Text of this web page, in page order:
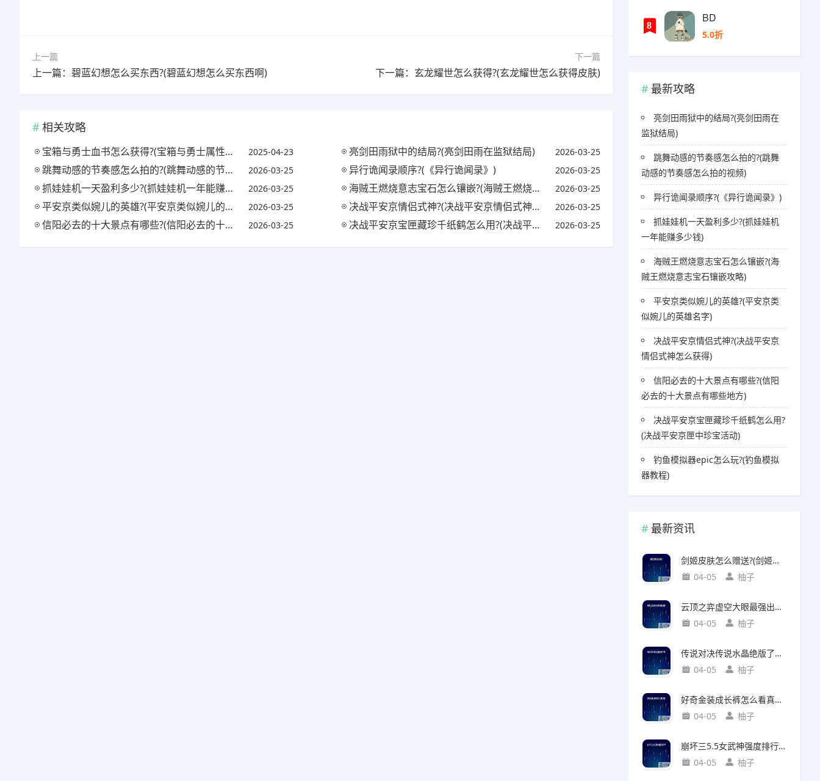
上一篇
上一篇：碧蓝幻想怎么买东西?(碧蓝幻想怎么买东西啊)
下一篇
下一篇：玄龙耀世怎么获得?(玄龙耀世怎么获得皮肤)
相关攻略
宝箱与勇士血书怎么获得?(宝箱与勇士属性解读) 2025-04-23 亮剑田雨狱中的结局?(亮剑田雨在监狱结局) 2026-03-25
跳舞动感的节奏感怎么拍的?(跳舞动感的节奏感怎么拍的视频) 2026-03-25 异行诡闻录顺序?(《异行诡闻录》) 2026-03-25
抓娃娃机一天盈利多少?(抓娃娃机一年能赚多少钱) 2026-03-25 海贼王燃烧意志宝石怎么镶嵌?(海贼王燃烧意志宝石镶嵌攻略) 2026-03-25
平安京类似婉儿的英雄?(平安京类似婉儿的英雄名字) 2026-03-25 决战平安京情侣式神?(决战平安京情侣式神怎么获得) 2026-03-25
信阳必去的十大景点有哪些?(信阳必去的十大景点有哪些地方) 2026-03-25 决战平安京宝匣藏珍千纸鹤怎么用?(决战平安京匣中珍宝活动) 2026-03-25
8
BD
5.0折
最新攻略
亮剑田雨狱中的结局?(亮剑田雨在
监狱结局)
跳舞动感的节奏感怎么拍的?(跳舞
动感的节奏感怎么拍的视频)
异行诡闻录顺序?(《异行诡闻录》)
抓娃娃机一天盈利多少?(抓娃娃机
一年能赚多少钱)
海贼王燃烧意志宝石怎么镶嵌?(海
贼王燃烧意志宝石镶嵌攻略)
平安京类似婉儿的英雄?(平安京类
似婉儿的英雄名字)
决战平安京情侣式神?(决战平安京
情侣式神怎么获得)
信阳必去的十大景点有哪些?(信阳
必去的十大景点有哪些地方)
决战平安京宝匣藏珍千纸鹤怎么用?
(决战平安京匣中珍宝活动)
钓鱼模拟器epic怎么玩?(钓鱼模拟
器教程)
最新资讯
剑姬皮肤怎么赠送?(剑姬皮肤怎么赠送给别人)
04-05
柚子
云顶之弈虚空大眼最强出装?(云顶之弈虚空之眼出装)
04-05
柚子
传说对决传说水晶绝版了吗?(传说对决 传说水晶)
04-05
柚子
好奇金装成长裤怎么看真假?(好奇金装成长裤怎么看真假鉴别)
04-05
柚子
崩坏三5.5女武神强度排行?(崩坏三5.2女武神强度)
04-05
柚子